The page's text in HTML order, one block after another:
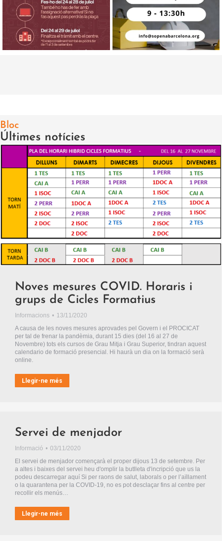
Bloc
Últimes notícies
Noves mesures COVID. Horaris i
grups de Cicles Formatius
Informacions
13/11/2020
A causa de les noves mesures aprovades pel Govern i el PROCICAT
per tal de frenar la pandèmia, durant 15 dies (del 16 al 27 de
Novembre) tots els cursos de Grau Mitja i Grau Superior, tindran aquest
calendario de formació presencial. Hi haurà un dia on la formació serà
online.
Llegir-ne més
Servei de menjador
Informació
03/11/2020
El servei de menjador començarà el proper dijous 13 de setembre. Per
a altes i baixes del servei heu d'omplir la butlleta d'incripció que us la
podeu descarregar aquí Si per raons de salut, laborals o per l’aïllament
o la quarantena per la COVID-19, no es pot desclaçar fins al centre per
recollir els menús…
Llegir-ne més